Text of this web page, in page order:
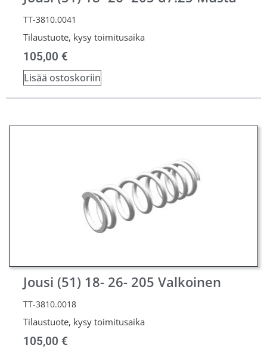
TT-3810.0041
Tilaustuote, kysy toimitusaika
105,00 €
Lisää ostoskoriin
Jousi (51) 18- 26- 205 Valkoinen
TT-3810.0018
Tilaustuote, kysy toimitusaika
105,00 €